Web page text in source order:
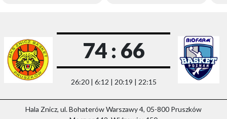
74 : 66
26:20 | 6:12 | 20:19 | 22:15
Hala Znicz, ul. Bohaterów Warszawy 4, 05-800 Pruszków